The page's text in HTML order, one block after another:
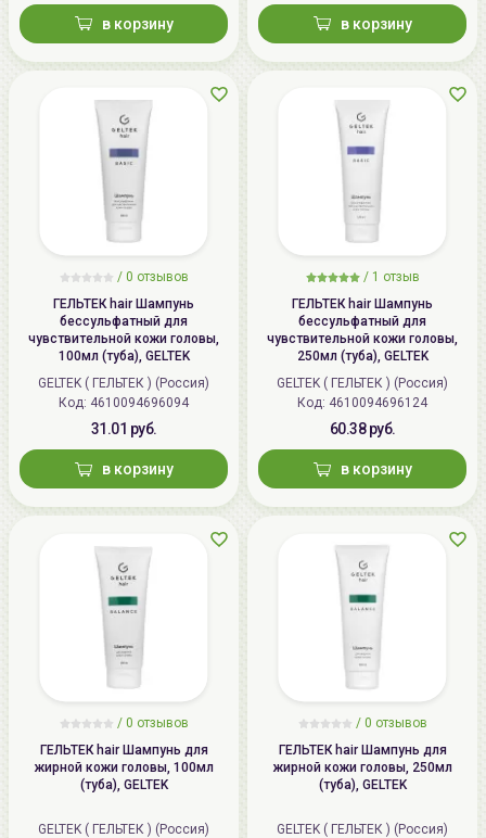
в корзину в корзину
/ 0 отзывов
ГЕЛЬТЕК hair Шампунь
бессульфатный для
чувствительной кожи головы,
100мл (туба), GELTEK
GELTEK ( ГЕЛЬТЕК ) (Россия)
Код: 4610094696094
31.01 руб.
в корзину
/ 1 отзыв
ГЕЛЬТЕК hair Шампунь
бессульфатный для
чувствительной кожи головы,
250мл (туба), GELTEK
GELTEK ( ГЕЛЬТЕК ) (Россия)
Код: 4610094696124
60.38 руб.
в корзину
/ 0 отзывов
ГЕЛЬТЕК hair Шампунь для
жирной кожи головы, 100мл
(туба), GELTEK
GELTEK ( ГЕЛЬТЕК ) (Россия)
/ 0 отзывов
ГЕЛЬТЕК hair Шампунь для
жирной кожи головы, 250мл
(туба), GELTEK
GELTEK ( ГЕЛЬТЕК ) (Россия)